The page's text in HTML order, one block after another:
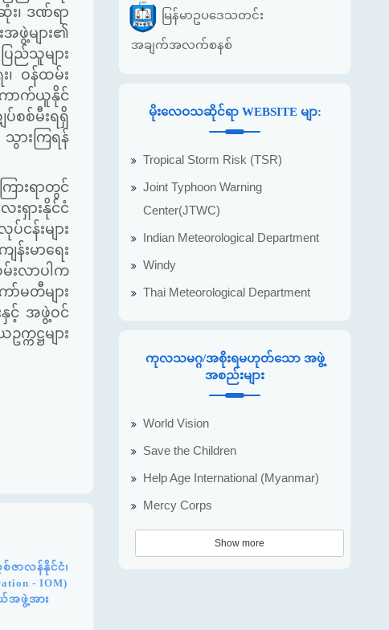
း၊ ဒဏ်ရာ
ဖွဲ့များ၏
ြည်သူများ
၊ ဝန်ထမ်း
ကောက်ယူနိုင်
စစ်မီးရရှိ
ားကြရန်
ားရာတွင်
ရှားနိုင်ငံ
န်းများ
းမာရေး
းလာပါက
မတီများ
နှင့် အဖွဲ့ဝင်
ဋ္ဌများ
ဇာလန်နိုင်ငံ၊
- IOM)
ယ်အဖွဲ့အား
မြန်မာဥပဒေသတင်း
အချက်အလက်စနစ်
မိုးလေဝသဆိုင်ရာ WEBSITE မျာ:
Tropical Storm Risk (TSR)
Joint Typhoon Warning
Center(JTWC)
Indian Meteorological Department
Windy
Thai Meteorological Department
ကုလသမဂ္ဂ/အစိုးရမဟုတ်သော အဖွဲ့
အစည်းများ
World Vision
Save the Children
Help Age International (Myanmar)
Mercy Corps
Show more